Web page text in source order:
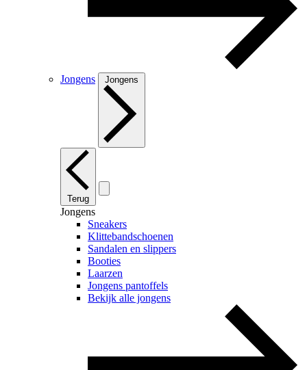
Jongens Jongens
Terug
Jongens
Sneakers
Klittebandschoenen
Sandalen en slippers
Booties
Laarzen
Jongens pantoffels
Bekijk alle jongens